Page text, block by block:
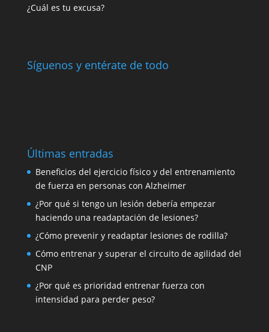
¿Cuál es tu excusa?
Síguenos y entérate de todo
Últimas entradas
Beneficios del ejercicio físico y del entrenamiento
de fuerza en personas con Alzheimer
¿Por qué si tengo un lesión debería empezar
haciendo una readaptación de lesiones?
¿Cómo prevenir y readaptar lesiones de rodilla?
Cómo entrenar y superar el circuito de agilidad del
CNP
¿Por qué es prioridad entrenar fuerza con
intensidad para perder peso?